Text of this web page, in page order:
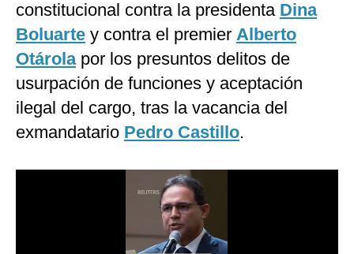
México
España
Internacional
Tecnología
constitucional contra la presidenta Dina
Boluarte y contra el premier Alberto
Otárolapor los presuntos delitos de
usurpación de funciones y aceptación
ilegal del cargo, tras la vacancia del
exmandatario Pedro Castillo.